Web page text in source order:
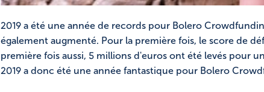
2019 a été une année de records pour Bolero
également augmenté. Pour la première fois, le score de
première fois aussi, 5 millions d'euros ont été levés pour
2019 a donc été une année fantastique pour Bolero